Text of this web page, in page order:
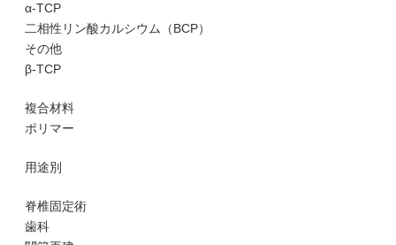
α-TCP
二相性リン酸カルシウム（BCP）
その他
β-TCP
複合材料
ポリマー
用途別
脊椎固定術
歯科